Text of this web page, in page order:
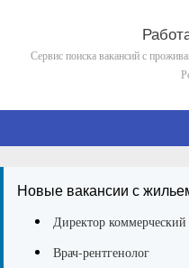
contentСервис поиска вакансий с
Новые вакансии с
Директор коммерческий
Врач-рентгенолог